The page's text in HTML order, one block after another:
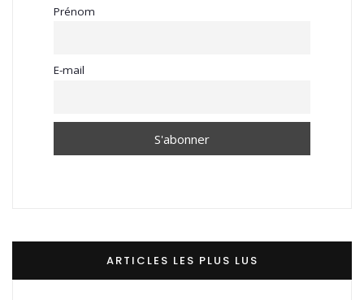
Prénom
E-mail
ARTICLES LES PLUS LUS